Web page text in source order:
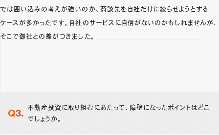
では囲い込みの考えが強いのか、商談先を自社だけに絞らせようとする
ケースが多かったです。自社のサービスに自信がないのかもしれませんが、
そこで御社との差がつきました。
不動産投資に取り組むにあたって、障壁になったポイントはどこ
でしょうか。